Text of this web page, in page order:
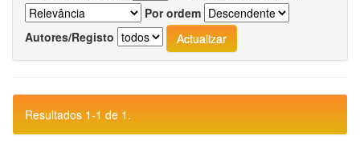
Por ordem
Autores/Registo
Resultados 1-1 de 1.